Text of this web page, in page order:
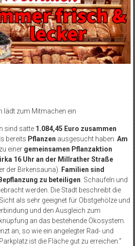
lädt zum Mitmachen ein
sind satte 1.084,45 Euro zusammen
bereits Pflanzen ausgesucht haben. Am
einer gemeinsamen Pflanzaktion
16 Uhr an der Millrather Straße
der Birkensauna). Familien sind
zu beteiligen. Schaufeln und
werden. Die Stadt beschreibt die
als sehr geeignet für Obstgehölze und
und den Ausgleich zum
an das bestehende Ökosystem.
an, so wie ein angelegter Rad- und
ist die Fläche gut zu erreichen.“